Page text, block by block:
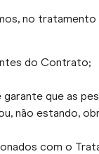
no
do Contrato;
que as
não estando,
com o